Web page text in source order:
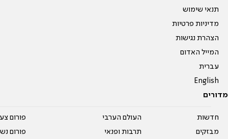
תנאי שימוש
מדיניות פרטיות
הצהרת נגישות
המייל האדום
עברית
English
מדורים
חדשות
מבזקים
העולם הערבי
תרבות ופנאי
פורום
פורום